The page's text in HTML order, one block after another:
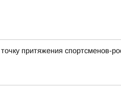
притяжения спортсменов-